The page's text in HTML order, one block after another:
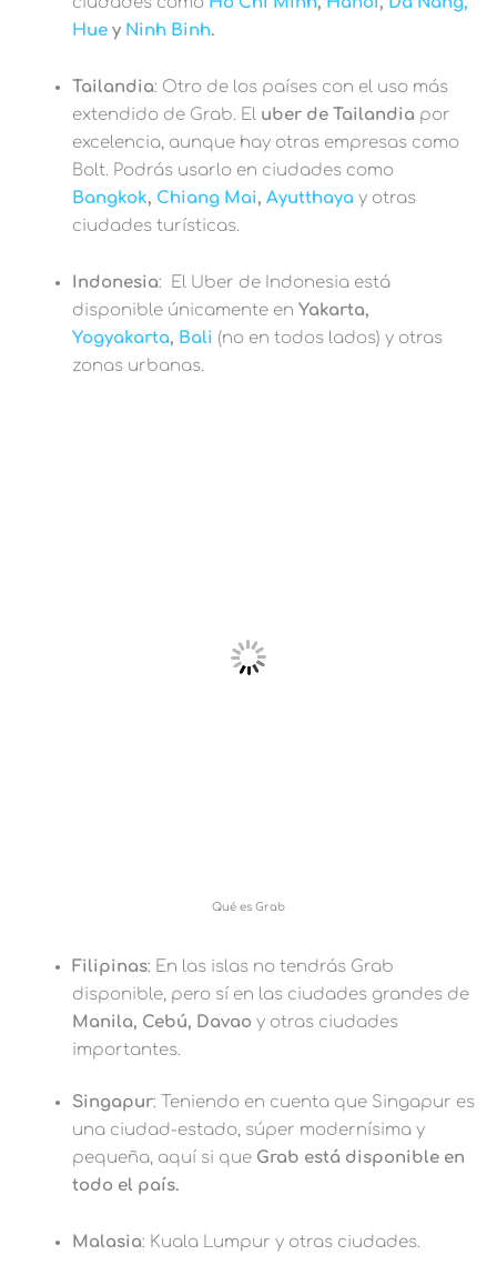
Hue y Ninh Binh.
Tailandia: Otro de los países con el uso más
extendido de Grab. El uber de Tailandia por
excelencia, aunque hay otras empresas como
Bolt. Podrás usarlo en ciudades como
Bangkok, Chiang Mai, Ayutthaya y otras
ciudades turísticas.
Indonesia: El Uber de Indonesia está
disponible únicamente en Yakarta,
Yogyakarta, Bali (no en todos lados) y otras
zonas urbanas.
Qué es Grab
Filipinas: En las islas no tendrás Grab
disponible, pero sí en las ciudades grandes de
Manila, Cebú, Davao y otras ciudades
importantes.
Singapur: Teniendo en cuenta que Singapur es
una ciudad-estado, súper modernísima y
pequeña, aquí si que Grab está disponible en
todo el país.
Malasia: Kuala Lumpur y otras ciudades.